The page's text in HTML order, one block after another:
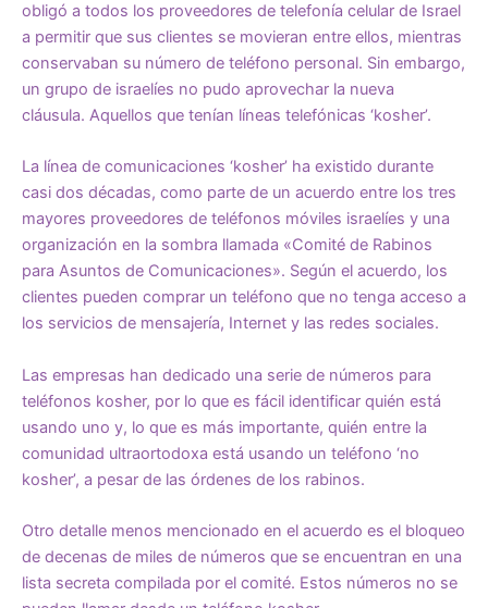
obligó a todos los proveedores de telefonía celular de Israel
a permitir que sus clientes se movieran entre ellos, mientras
conservaban su número de teléfono personal. Sin embargo,
un grupo de israelíes no pudo aprovechar la nueva
cláusula. Aquellos que tenían líneas telefónicas ‘kosher’.
La línea de comunicaciones ‘kosher’ ha existido durante
casi dos décadas, como parte de un acuerdo entre los tres
mayores proveedores de teléfonos móviles israelíes y una
organización en la sombra llamada «Comité de Rabinos
para Asuntos de Comunicaciones». Según el acuerdo, los
clientes pueden comprar un teléfono que no tenga acceso a
los servicios de mensajería, Internet y las redes sociales.
Las empresas han dedicado una serie de números para
teléfonos kosher, por lo que es fácil identificar quién está
usando uno y, lo que es más importante, quién entre la
comunidad ultraortodoxa está usando un teléfono ‘no
kosher’, a pesar de las órdenes de los rabinos.
Otro detalle menos mencionado en el acuerdo es el bloqueo
de decenas de miles de números que se encuentran en una
lista secreta compilada por el comité. Estos números no se